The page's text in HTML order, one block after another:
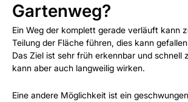
Gartenweg?
Ein Weg der komplett gerade verläuft kann
Teilung der Fläche führen, dies kann
Das Ziel ist sehr früh erkennbar und schnell
kann aber auch langweilig wirken.
Eine andere Möglichkeit ist ein